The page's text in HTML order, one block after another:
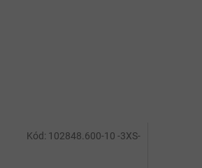
Kód: 102848.600-10 -3XS-